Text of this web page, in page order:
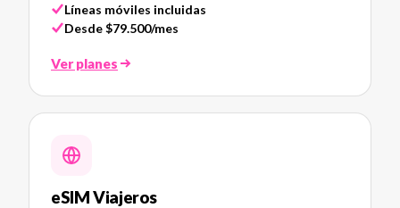
Líneas móviles incluidas
Desde $79.500/mes
Ver planes
eSIM Viajeros